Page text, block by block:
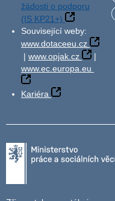
žádosti o podporu
(IS KP21+)
Související weby:
www.dotaceeu.cz
| www.opjak.cz
|
www.ec.europa.eu
Kariéra